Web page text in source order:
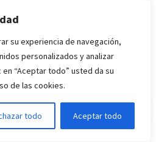
su experiencia de navegación,
personalizados y analizar
“Aceptar todo” usted da su
de las cookies.
todo Aceptar todo
Buscar
casa heredada: qué ocurre si